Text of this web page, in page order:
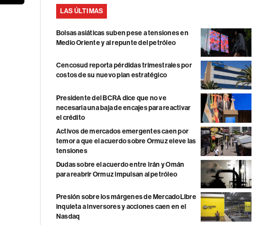
LAS ÚLTIMAS
Bolsas asiáticas suben pese a tensiones en
Medio Oriente y al repunte del petróleo
Cencosud reporta pérdidas trimestrales por
costos de su nuevo plan estratégico
Presidente del BCRA dice que no ve
necesaria una baja de encajes para reactivar
el crédito
Activos de mercados emergentes caen por
temor a que el acuerdo sobre Ormuz eleve las
tensiones
Dudas sobre el acuerdo entre Irán y Omán
para reabrir Ormuz impulsan al petróleo
Presión sobre los márgenes de MercadoLibre
inquieta a inversores y acciones caen en el
Nasdaq